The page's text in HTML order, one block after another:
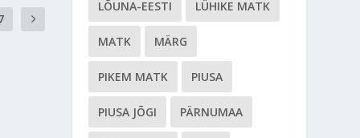
LÕUNA-EESTI LÜHIKE MATK
MATK MÄRG
PIKEM MATK PIUSA
PIUSA JÕGI PÄRNUMAA